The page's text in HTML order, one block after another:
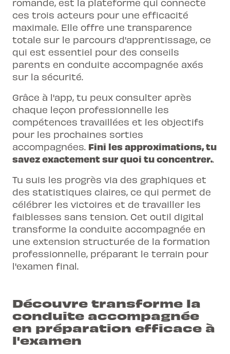
romande, est la plateforme qui connecte
ces trois acteurs pour une efficacité
maximale. Elle offre une transparence
totale sur le parcours d'apprentissage, ce
qui est essentiel pour des conseils
parents en conduite accompagnée axés
sur la sécurité.
Grâce à l'app, tu peux consulter après
chaque leçon professionnelle les
compétences travaillées et les objectifs
pour les prochaines sorties
accompagnées. Fini les approximations, tu
savez exactement sur quoi tu concentrer..
Tu suis les progrès via des graphiques et
des statistiques claires, ce qui permet de
célébrer les victoires et de travailler les
faiblesses sans tension. Cet outil digital
transforme la conduite accompagnée en
une extension structurée de la formation
professionnelle, préparant le terrain pour
l'examen final.
Découvre transforme la
conduite accompagnée
en préparation efficace à
l'examen